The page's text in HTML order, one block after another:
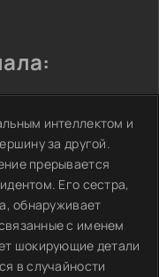
интеллектом и
за другой.
прерывается
Его сестра,
обнаруживает
с именем
шокирующие детали
в случайности